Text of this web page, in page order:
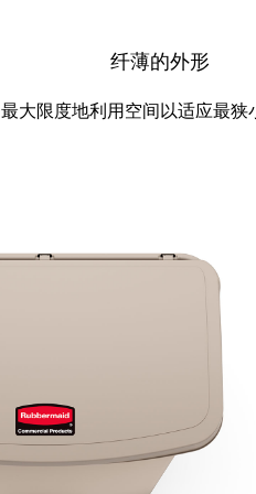
纤薄的外形
最大限度地利用空间以适应最狭